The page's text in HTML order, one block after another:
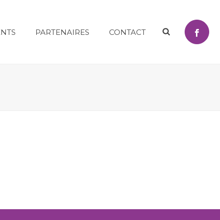
PARTENAIRES CONTACT